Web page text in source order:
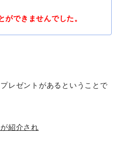
ができませんでした。
レゼントがあるということで
紹介され